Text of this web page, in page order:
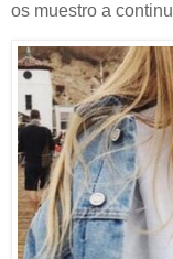
os muestro a